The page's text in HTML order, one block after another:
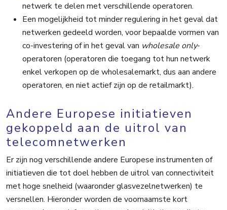
netwerk te delen met verschillende operatoren.
Een mogelijkheid tot minder regulering in het geval dat
netwerken gedeeld worden, voor bepaalde vormen van
co-investering of in het geval van wholesale only-
operatoren (operatoren die toegang tot hun netwerk
enkel verkopen op de wholesalemarkt, dus aan andere
operatoren, en niet actief zijn op de retailmarkt).
Andere Europese initiatieven
gekoppeld aan de uitrol van
telecomnetwerken
Er zijn nog verschillende andere Europese instrumenten of
initiatieven die tot doel hebben de uitrol van connectiviteit
met hoge snelheid (waaronder glasvezelnetwerken) te
versnellen. Hieronder worden de voornaamste kort